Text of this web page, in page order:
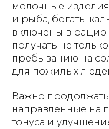
молочные
и рыба, богаты
включены в
получать не
пребыванию на
для пожилых
Важно
направленные на
тонуса и